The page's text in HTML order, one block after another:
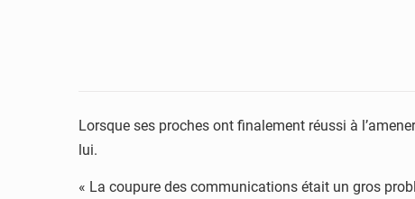
Lorsque ses proches ont finalement réussi à
lui.
« La coupure des communications était un gros